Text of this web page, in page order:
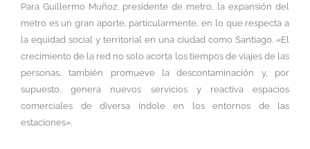
Para Guillermo Muñoz, presidente de metro, la expansión del
metro es un gran aporte, particularmente, en lo que respecta a
la equidad social y territorial en una ciudad como Santiago. «El
crecimiento de la red no solo acorta los tiempos de viajes de las
personas, también promueve la descontaminación y, por
supuesto, genera nuevos servicios y reactiva espacios
comerciales de diversa índole en los entornos de las
estaciones».